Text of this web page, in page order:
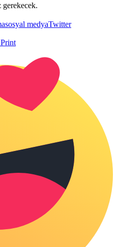
sosyal medyaTwitter
Print